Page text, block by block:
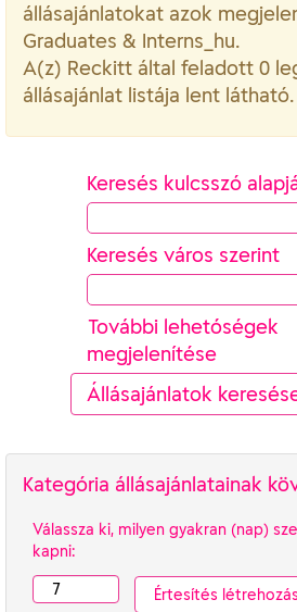
állásajánlatokat azok
Graduates & Interns_hu.
A(z) Reckitt által feladott 0
állásajánlat listája lent látható.
Keresés kulcsszó
Keresés város szerint
További lehetőségek
megjelenítése
Kategória állásajánlatainak
Válassza ki, milyen gyakran (nap)
kapni: